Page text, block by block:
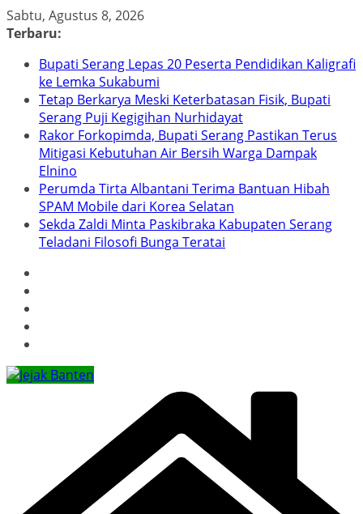
Skip
to
Sabtu, Agustus 8, 2026
Terbaru:
Bupati Serang Lepas 20 Peserta Pendidikan Kaligrafi
ke Lemka Sukabumi
Tetap Berkarya Meski Keterbatasan Fisik, Bupati
Serang Puji Kegigihan Nurhidayat
Rakor Forkopimda, Bupati Serang Pastikan Terus
Mitigasi Kebutuhan Air Bersih Warga Dampak
Elnino
Perumda Tirta Albantani Terima Bantuan Hibah
SPAM Mobile dari Korea Selatan
Sekda Zaldi Minta Paskibraka Kabupaten Serang
Teladani Filosofi Bunga Teratai